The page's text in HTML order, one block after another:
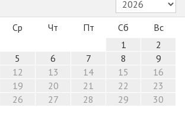
Ср Чт Пт Сб
Вс
1
2
5 6 7 8
9
12 13 14 15
16
19 20 21 22
23
26 27 28 29
30